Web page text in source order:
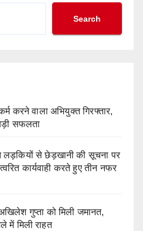
Search
करने वाला अभियुक्त गिरफ्तार,
सफलता
से छेड़खानी की सूचना पर
कार्यवाही करते हुए तीन नफर
गुप्ता को मिली जमानत,
में मिली राहत